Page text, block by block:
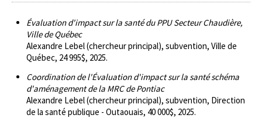
Évaluation d'impact sur la santé du PPU Secteur Chaudière,
Ville de Québec
Alexandre Lebel (chercheur principal), subvention, Ville de
Québec, 24 995$, 2025.
Coordination de l'Évaluation d'impact sur la santé schéma
d'aménagement de la MRC de Pontiac
Alexandre Lebel (chercheur principal), subvention, Direction
de la santé publique - Outaouais, 40 000$, 2025.